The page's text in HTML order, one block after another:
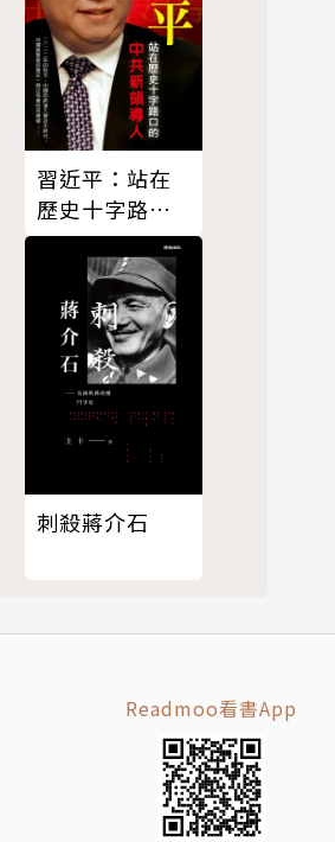
習近平：站在
歷史十字路口
的中共新領導
刺殺蔣介石
Readmoo看書App